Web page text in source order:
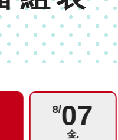
8/07
金.